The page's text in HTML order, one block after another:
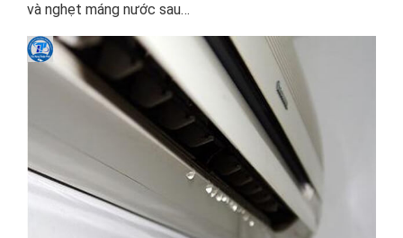
và nghẹt máng nước sau…